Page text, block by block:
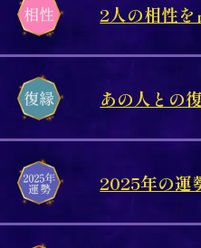
2人の相性を
あの人との
2025年の運